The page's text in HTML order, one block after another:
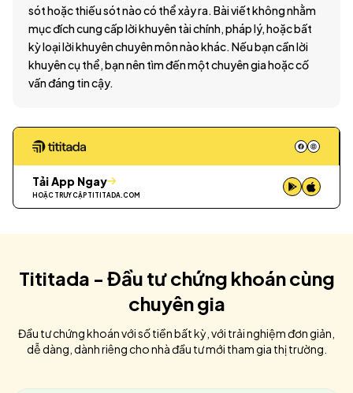
sót hoặc thiếu sót nào có thể xảy ra. Bài viết không nhằm
mục đích cung cấp lời khuyên tài chính, pháp lý, hoặc bất
kỳ loại lời khuyên chuyên môn nào khác. Nếu bạn cần lời
khuyên cụ thể, bạn nên tìm đến một chuyên gia hoặc cố
vấn đáng tin cậy.
Tải App Ngay
HOẶC TRUY CẬP TITITADA.COM
Tititada - Đầu tư chứng khoán cùng
chuyên gia
Đầu tư chứng khoán với số tiền bất kỳ, với trải nghiệm đơn giản,
dễ dàng, dành riêng cho nhà đầu tư mới tham gia thị trường.